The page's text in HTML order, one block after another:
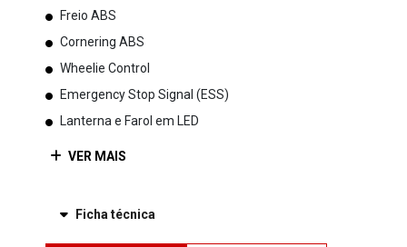
Freio ABS
Cornering ABS
Wheelie Control
Emergency Stop Signal (ESS)
Lanterna e Farol em LED
VER MAIS
Ficha técnica